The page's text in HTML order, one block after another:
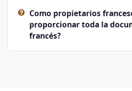
Como propietarios
proporcionar toda la
francés?